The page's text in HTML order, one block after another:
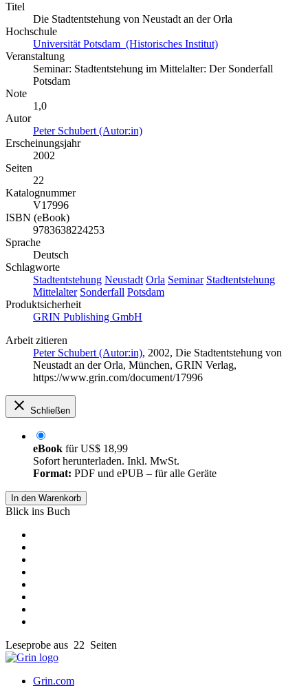
Titel
Die Stadtentstehung von Neustadt an der Orla
Hochschule
Universität Potsdam (Historisches Institut)
Veranstaltung
Seminar: Stadtentstehung im Mittelalter: Der Sonderfall
Potsdam
Note
1,0
Autor
Peter Schubert (Autor:in)
Erscheinungsjahr
2002
Seiten
22
Katalognummer
V17996
ISBN (eBook)
9783638224253
Sprache
Deutsch
Schlagworte
Stadtentstehung Neustadt Orla Seminar Stadtentstehung
Mittelalter Sonderfall Potsdam
Produktsicherheit
GRIN Publishing GmbH
Arbeit zitieren
Peter Schubert (Autor:in), 2002, Die Stadtentstehung von
Neustadt an der Orla, München, GRIN Verlag,
https://www.grin.com/document/17996
Schließen
eBook fürUS$ 18,99
Sofort herunterladen. Inkl. MwSt.
Format: PDF und ePUB – für alle Geräte
In den Warenkorb
Blick ins Buch
Leseprobe aus 22 Seiten
Grin.com